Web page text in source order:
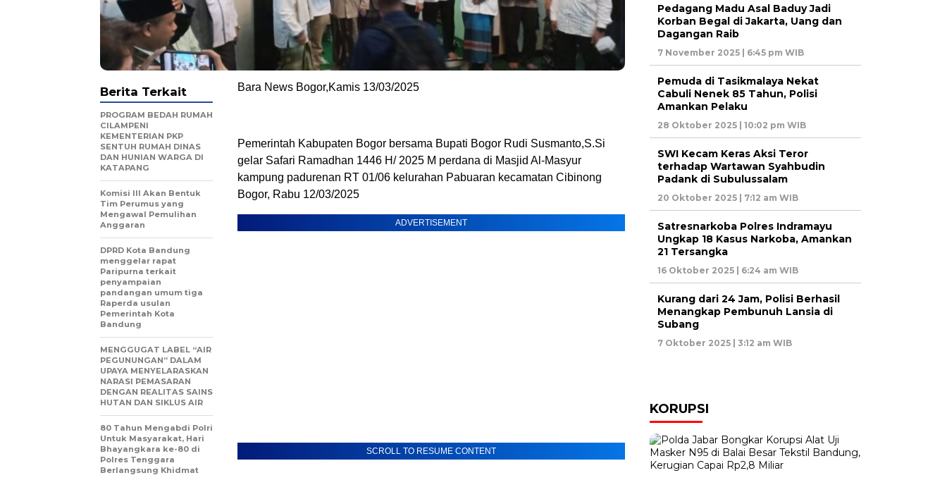
Bara News Bogor,Kamis 13/03/2025
Pemerintah Kabupaten Bogor bersama Bupati Bogor Rudi Susmanto,S.Si
gelar Safari Ramadhan 1446 H/ 2025 M perdana di Masjid Al-Masyur
kampung padurenan RT 01/06 kelurahan Pabuaran kecamatan Cibinong
Bogor, Rabu 12/03/2025
ADVERTISEMENT
SCROLL TO RESUME CONTENT
Berita Terkait
PROGRAM BEDAH RUMAH
CILAMPENI
KEMENTERIAN PKP
SENTUH RUMAH DINAS
DAN HUNIAN WARGA DI
KATAPANG
Komisi III Akan Bentuk
Tim Perumus yang
Mengawal Pemulihan
Anggaran
DPRD Kota Bandung
menggelar rapat
Paripurna terkait
penyampaian
pandangan umum tiga
Raperda usulan
Pemerintah Kota
Bandung
MENGGUGAT LABEL “AIR
PEGUNUNGAN” DALAM
UPAYA MENYELARASKAN
NARASI PEMASARAN
DENGAN REALITAS SAINS
HUTAN DAN SIKLUS AIR
80 Tahun Mengabdi Polri
Untuk Masyarakat, Hari
Bhayangkara ke-80 di
Polres Tenggara
Berlangsung Khidmat
Pedagang Madu Asal Baduy Jadi
Korban Begal di Jakarta, Uang dan
Dagangan Raib
7 November 2025 | 6:45 pm WIB
Pemuda di Tasikmalaya Nekat
Cabuli Nenek 85 Tahun, Polisi
Amankan Pelaku
28 Oktober 2025 | 10:02 pm WIB
SWI Kecam Keras Aksi Teror
terhadap Wartawan Syahbudin
Padank di Subulussalam
20 Oktober 2025 | 7:12 am WIB
Satresnarkoba Polres Indramayu
Ungkap 18 Kasus Narkoba, Amankan
21 Tersangka
16 Oktober 2025 | 6:24 am WIB
Kurang dari 24 Jam, Polisi Berhasil
Menangkap Pembunuh Lansia di
Subang
7 Oktober 2025 | 3:12 am WIB
KORUPSI